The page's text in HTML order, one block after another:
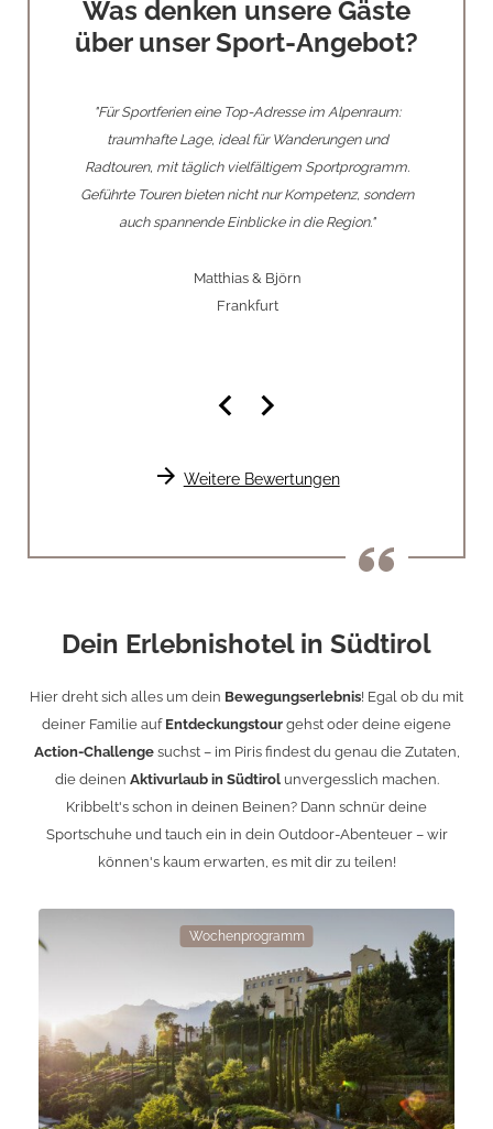
Was denken unsere Gäste
über unser Sport-Angebot?
"Für Sportferien eine Top-Adresse im Alpenraum:
traumhafte Lage, ideal für Wanderungen und
Radtouren, mit täglich vielfältigem Sportprogramm.
Geführte Touren bieten nicht nur Kompetenz, sondern
auch spannende Einblicke in die Region."
Matthias & Björn
Frankfurt
keyboard_arrow_left keyboard_arrow_right
arrow_forward Weitere Bewertungen
Dein Erlebnishotel in Südtirol
Hier dreht sich alles um dein Bewegungserlebnis! Egal ob du mit
deiner Familie auf Entdeckungstour gehst oder deine eigene
Action-Challengesuchst – im Piris findest du genau die Zutaten,
die deinen Aktivurlaub in Südtirolunvergesslich machen.
Kribbelt's schon in deinen Beinen? Dann schnür deine
Sportschuhe und tauch ein in dein Outdoor-Abenteuer – wir
können's kaum erwarten, es mit dir zu teilen!
Wochenprogramm